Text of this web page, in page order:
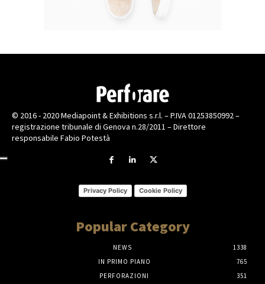
© 2016 - 2020 Mediapoint & Exhibitions s.r.l. – P.IVA 01253850992 –
registrazione tribunale di Genova n.28/2011 – Direttore
responsabile Fabio Potestà
Privacy Policy Cookie Policy
Popular Category
NEWS
1338
IN PRIMO PIANO
765
PERFORAZIONI
351